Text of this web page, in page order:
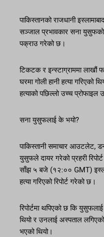
पाकिस्तानको राजधानी
सञ्जाल प्रभावकार सना युसुफको
पक्राउ गरेको छ।
टिकटक र इन्स्टाग्राममा लाखौं
घरमा गोली हानी हत्या गरिएको
हत्याको पछिल्लो उच्च प्रोफाइल
सना युसुफलाई के भयो?
पाकिस्तानी समाचार
युसुफले दायर गरेको प्रहरी
साँझ ५ बजे (१२:०० GMT)
हत्या गरिएको रिपोर्ट गरेको छ।
रिपोर्टमा थपिएको छ कि
थियो र उनलाई अस्पताल
भएको थियो।